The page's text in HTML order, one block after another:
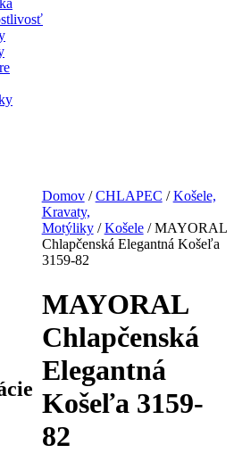
Domov/CHLAPEC /Košele,
Kravaty,
Motýliky/Košele/ MAYORAL
Chlapčenská Elegantná Košeľa
3159-82
MAYORAL
Chlapčenská
Elegantná
Košeľa 3159-
82